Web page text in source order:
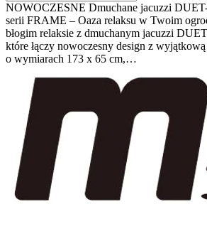
NOWOCZESNE Dmuchane jacuzzi
serii FRAME – Oaza relaksu w Twoim
błogim relaksie z dmuchanym jacuzzi
które łączy nowoczesny design z
o wymiarach 173 x 65 cm,…